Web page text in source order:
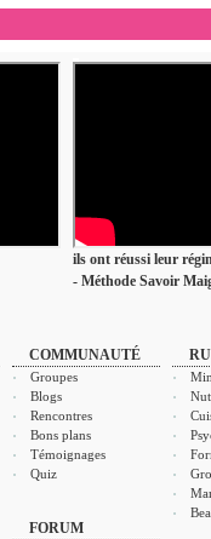
ils ont réussi leur
- Méthode Savoir
COMMUNAUTÉ
Groupes
Blogs
Rencontres
Bons plans
Témoignages
Quiz
FORUM